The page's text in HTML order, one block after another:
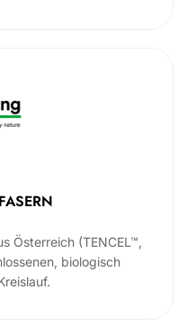
Österreich (TENCEL™,
biologisch